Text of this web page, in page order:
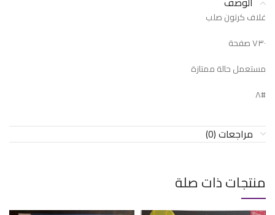
غلاف كرتون صلب
٧٣٠ صفحة
مستعمل حالة ممتازة
#٨
مراجعات (0)
منتجات ذات صلة